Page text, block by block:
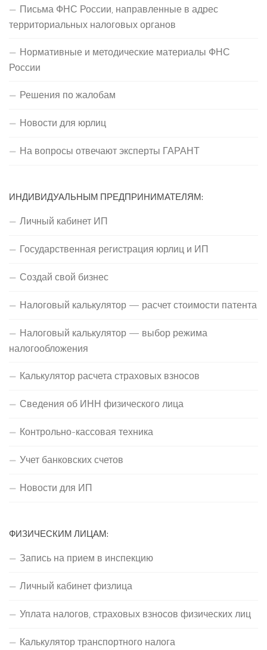
Письма ФНС России, направленные в адрес
территориальных налоговых органов
Нормативные и методические материалы ФНС
России
Решения по жалобам
Новости для юрлиц
На вопросы отвечают эксперты ГАРАНТ
ИНДИВИДУАЛЬНЫМ ПРЕДПРИНИМАТЕЛЯМ:
Личный кабинет ИП
Государственная регистрация юрлиц и ИП
Создай свой бизнес
Налоговый калькулятор — расчет стоимости патента
Налоговый калькулятор — выбор режима
налогообложения
Калькулятор расчета страховых взносов
Сведения об ИНН физического лица
Контрольно-кассовая техника
Учет банковских счетов
Новости для ИП
ФИЗИЧЕСКИМ ЛИЦАМ:
Запись на прием в инспекцию
Личный кабинет физлица
Уплата налогов, страховых взносов физических лиц
Калькулятор транспортного налога